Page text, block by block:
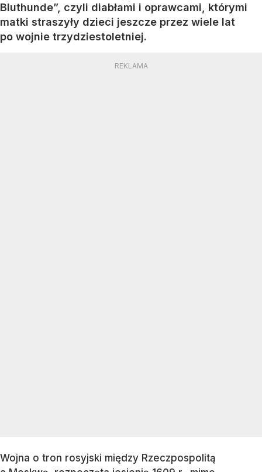
Bluthunde”, czyli diabłami i oprawcami, którymi
matki straszyły dzieci jeszcze przez wiele lat
po wojnie trzydziestoletniej.
Wojna o tron rosyjski między Rzeczpospolitą